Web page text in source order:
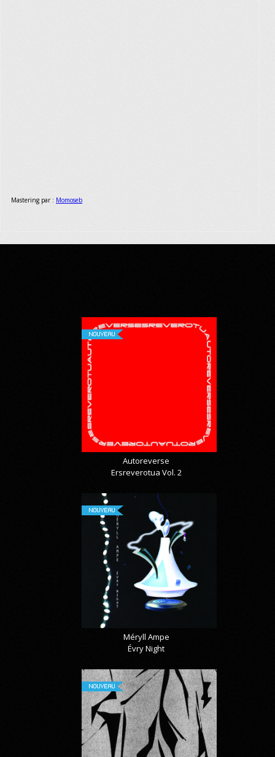
Mastering par : Momoseb
NOUVEAU
Autoreverse
Ersreverotua Vol. 2
NOUVEAU
Méryll Ampe
Évry Night
NOUVEAU